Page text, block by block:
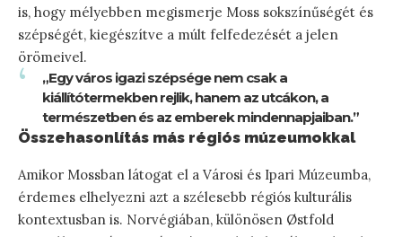
is, hogy mélyebben megismerje Moss sokszínűségét és
szépségét, kiegészítve a múlt felfedezését a jelen
örömeivel.
„Egy város igazi szépsége nem csak a
kiállítótermekben rejlik, hanem az utcákon, a
természetben és az emberek mindennapjaiban.”
Összehasonlítás más régiós múzeumokkal
Amikor Mossban látogat el a Városi és Ipari Múzeumba,
érdemes elhelyezni azt a szélesebb régiós kulturális
kontextusban is. Norvégiában, különösen Østfold